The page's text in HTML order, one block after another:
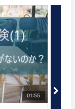
」
01:55